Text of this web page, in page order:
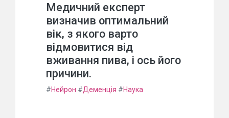
Медичний експерт
визначив оптимальний
вік, з якого варто
відмовитися від
вживання пива, і ось його
причини.
#Нейрон #Деменція #Наука